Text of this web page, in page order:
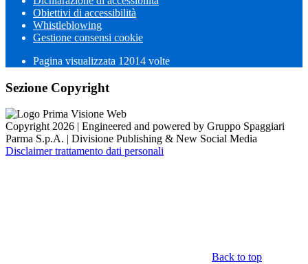
Obiettivi di accessibilità
Whistleblowing
Gestione consensi cookie
Pagina visualizzata 12014 volte
Sezione Copyright
Copyright 2026 | Engineered and powered by Gruppo Spaggiari
Parma S.p.A. | Divisione Publishing & New Social Media
Disclaimer trattamento dati personali
Back to top